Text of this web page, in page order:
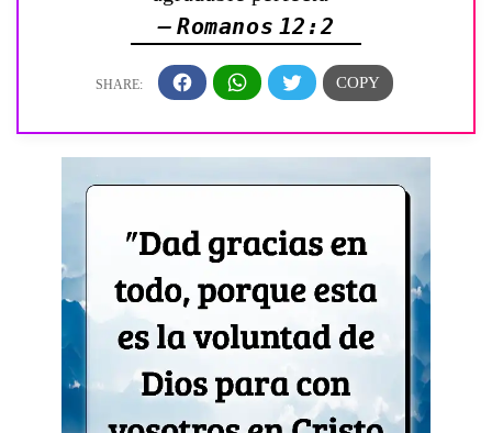
— Romanos 12:2